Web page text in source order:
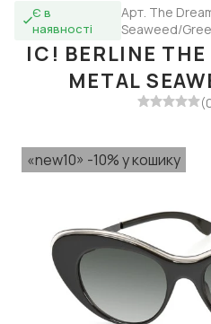
Є в
наявності
Арт. The
Seaweed/
IC! BERLINE
METAL
«new10» -10% у кошику